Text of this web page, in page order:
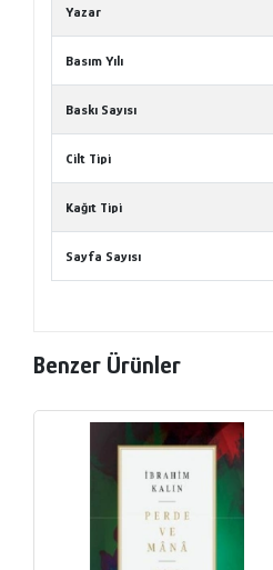
Yazar
Basım Yılı
Baskı Sayısı
Cilt Tipi
Kağıt Tipi
Sayfa Sayısı
Benzer Ürünler